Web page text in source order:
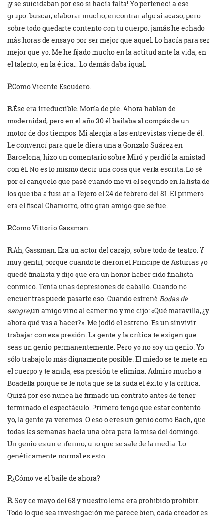
¡y se suicidaban por eso si hacía falta! Yo pertenecí a ese
grupo: buscar, elaborar mucho, encontrar algo si acaso, pero
sobre todo quedarte contento con tu cuerpo, jamás he echado
más horas de ensayo por ser mejor que aquel. Lo hacía para ser
mejor que yo. Me he fijado mucho en la actitud ante la vida, en
el talento, en la ética… Lo demás daba igual.
P.Como Vicente Escudero.
R.Ése era irreductible. Moría de pie. Ahora hablan de
modernidad, pero en el año 30 él bailaba al compás de un
motor de dos tiempos. Mi alergia a las entrevistas viene de él.
Le convencí para que le diera una a Gonzalo Suárez en
Barcelona, hizo un comentario sobre Miró y perdió la amistad
con él. No es lo mismo decir una cosa que verla escrita. Lo sé
por el canguelo que pasé cuando me vi el segundo en la lista de
los que iba a fusilar a Tejero el 24 de febrero del 81. El primero
era el fiscal Chamorro, otro gran amigo que se fue.
P.Como Vittorio Gassman.
R.Ah, Gassman. Era un actor del carajo, sobre todo de teatro. Y
muy gentil, porque cuando le dieron el Príncipe de Asturias yo
quedé finalista y dijo que era un honor haber sido finalista
conmigo. Tenía unas depresiones de caballo. Cuando no
encuentras puede pasarte eso. Cuando estrené Bodas de
sangre,un amigo vino al camerino y me dijo: «Qué maravilla, ¿y
ahora qué vas a hacer?». Me jodió el estreno. Es un sinvivir
trabajar con esa presión. La gente y la crítica te exigen que
seas un genio permanentemente. Pero yo no soy un genio. Yo
sólo trabajo lo más dignamente posible. El miedo se te mete en
el cuerpo y te anula, esa presión te elimina. Admiro mucho a
Boadella porque se le nota que se la suda el éxito y la crítica.
Quizá por eso nunca he firmado un contrato antes de tener
terminado el espectáculo. Primero tengo que estar contento
yo, la gente ya veremos. O eso o eres un genio como Bach, que
todas las semanas hacía una obra para la misa del domingo.
Un genio es un enfermo, uno que se sale de la media. Lo
genéticamente normal es esto.
P.¿Cómo ve el baile de ahora?
R.Soy de mayo del 68 y nuestro lema era prohibido prohibir.
Todo lo que sea investigación me parece bien, cada creador es